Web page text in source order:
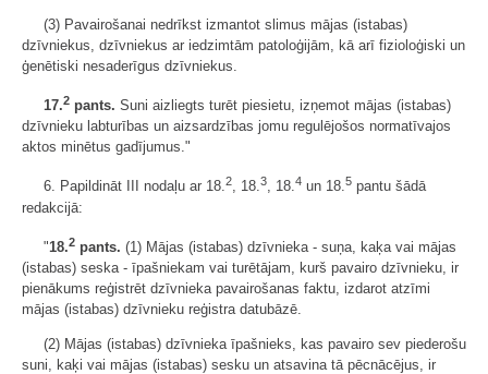
(3) Pavairošanai nedrīkst izmantot slimus mājas (istabas)
dzīvniekus, dzīvniekus ar iedzimtām patoloģijām, kā arī fizioloģiski un
ģenētiski nesaderīgus dzīvniekus.
17.2 pants. Suni aizliegts turēt piesietu, izņemot mājas (istabas)
dzīvnieku labturības un aizsardzības jomu regulējošos normatīvajos
aktos minētus gadījumus."
6. Papildināt III nodaļu ar 18.2, 18.3, 18.4 un 18.5 pantu šādā
redakcijā:
"18.2 pants. (1) Mājas (istabas) dzīvnieka - suņa, kaķa vai mājas
(istabas) seska - īpašniekam vai turētājam, kurš pavairo dzīvnieku, ir
pienākums reģistrēt dzīvnieka pavairošanas faktu, izdarot atzīmi
mājas (istabas) dzīvnieku reģistra datubāzē.
(2) Mājas (istabas) dzīvnieka īpašnieks, kas pavairo sev piederošu
suni, kaķi vai mājas (istabas) sesku un atsavina tā pēcnācējus, ir